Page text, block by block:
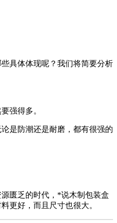
具体体现呢？我们将简要分析
强得多。
是防潮还是耐磨，都有很强的
匮乏的时代，*说木制包装盒
更好，而且尺寸也很大。